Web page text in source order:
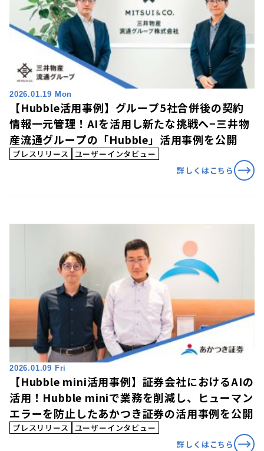
2026.01.19 Mon
【Hubble活用事例】グループ5社合併後の契約
情報一元管理！AIを活用し新たな挑戦へ−三井物
産流通グループの「Hubble」活用事例を公開
プレスリリース
ユーザーインタビュー
詳しくはこちら
2026.01.09 Fri
【Hubble mini活用事例】証券会社におけるAIの
活用！Hubble miniで業務を削減し、ヒューマン
エラーを防止したあかつき証券の活用事例を公開
プレスリリース
ユーザーインタビュー
詳しくはこちら